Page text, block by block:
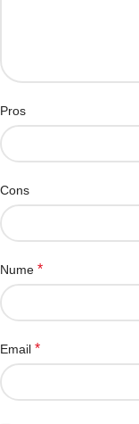
Pros
Cons
Nume *
Email *